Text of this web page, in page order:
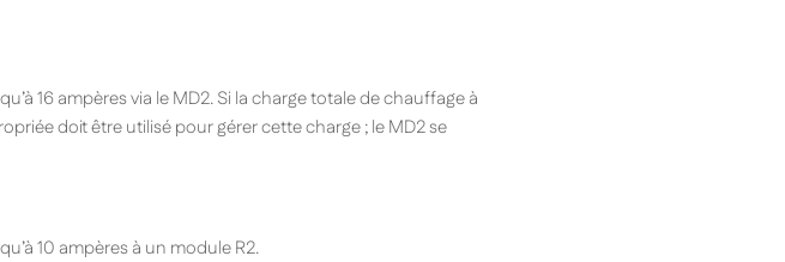
16 ampères via le MD2. Si la charge totale de chauffage à
doit être utilisé pour gérer cette charge ; le MD2 se
10 ampères à un module R2.